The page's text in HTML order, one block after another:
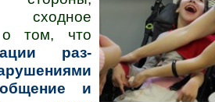
о том, что
раз­
и